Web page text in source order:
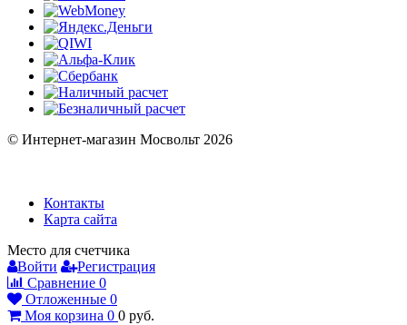
© Интернет-магазин Мосвольт 2026
Контакты
Карта сайта
Место для счетчика
Войти
Регистрация
Сравнение 0
Отложенные 0
Моя корзина 0 0 руб.